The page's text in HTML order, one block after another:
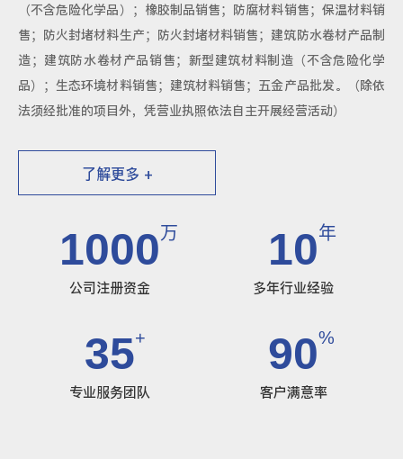
（不含危险化学品）；橡胶制品销售；防腐材料销售；保温材料销
售；防火封堵材料生产；防火封堵材料销售；建筑防水卷材产品制
造；建筑防水卷材产品销售；新型建筑材料制造（不含危险化学
品）；生态环境材料销售；建筑材料销售；五金产品批发。（除依
法须经批准的项目外，凭营业执照依法自主开展经营活动）
了解更多 +
1000万
公司注册资金
10年
多年行业经验
35+
专业服务团队
90%
客户满意率